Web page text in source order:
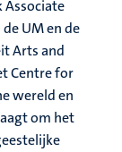
Associate
UM en de
Arts and
Centre for
wereld en
​​om het